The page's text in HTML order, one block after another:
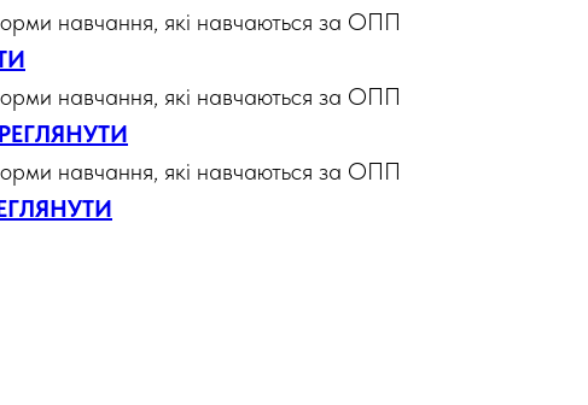
форми навчання, які навчаються за ОПП
форми навчання, які навчаються за ОПП
форми навчання, які навчаються за ОПП